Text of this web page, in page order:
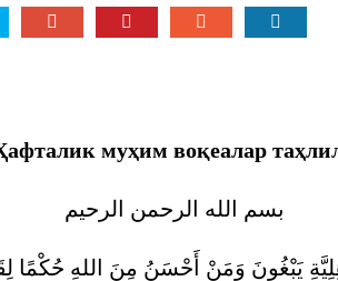
муҳим воқеалар
بسم الله الرحمن الرحيم
يَبْغُونَ وَمَنْ أَحْسَنُ مِنَ اللهِ حُكْمًا